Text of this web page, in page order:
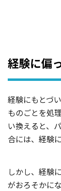
経験に偏
経験にもとづ
ものごとを処
い換えると、
合には、経験
しかし、経験
がおろそかに